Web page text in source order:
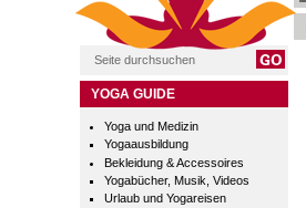
YOGA GUIDE
Yoga und Medizin
Yogaausbildung
Bekleidung & Accessoires
Yogabücher, Musik, Videos
Urlaub und Yogareisen